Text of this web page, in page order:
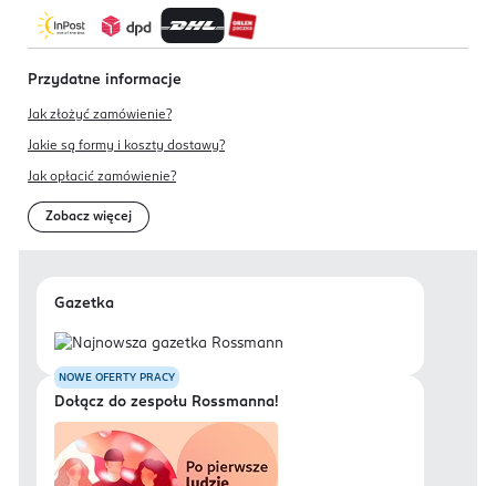
Przydatne informacje
Jak złożyć zamówienie?
Jakie są formy i koszty dostawy?
Jak opłacić zamówienie?
Zobacz więcej
Gazetka
NOWE OFERTY PRACY
Dołącz do zespołu Rossmanna!